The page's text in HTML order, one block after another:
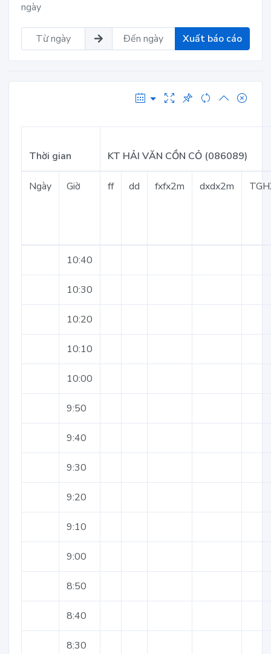
ngày
Xuất báo cáo
Thời gian KT HẢI VĂN CỒN CỎ (086089)
Ngày Giờ ff dd fxfx2m dxdx2m
10:40
10:30
10:20
10:10
10:00
9:50
9:40
9:30
9:20
9:10
9:00
8:50
8:40
8:30